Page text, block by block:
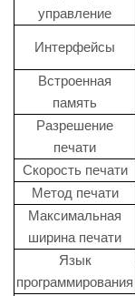
управление
Интерфейсы
Встроенная
память
Разрешение
печати
Скорость печати
Метод печати
Максимальная
ширина печати
Язык
программирования